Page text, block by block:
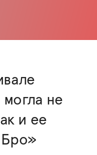
не
и ее
Бро»